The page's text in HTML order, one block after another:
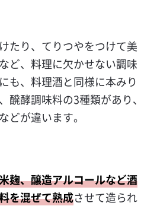
たり、てりつやをつけて美
ど、料理に欠かせない調味
も、料理酒と同様に本みり
醗酵調味料の3種類があり、
どが違います。
麹、醸造アルコールなど酒
を混ぜて熟成させて造られ